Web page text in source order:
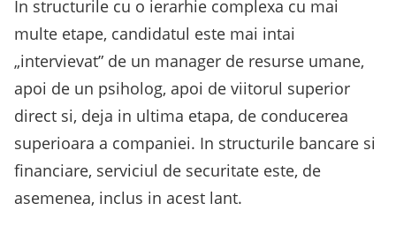
In structurile cu o ierarhie complexa cu mai
multe etape, candidatul este mai intai
„intervievat” de un manager de resurse umane,
apoi de un psiholog, apoi de viitorul superior
direct si, deja in ultima etapa, de conducerea
superioara a companiei. In structurile bancare si
financiare, serviciul de securitate este, de
asemenea, inclus in acest lant.